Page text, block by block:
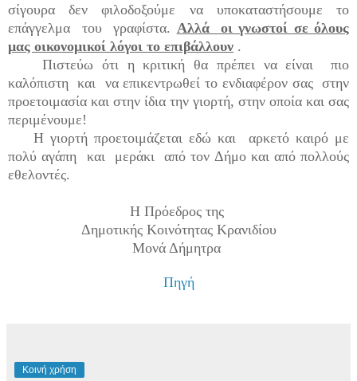
σίγουρα δεν φιλοδοξούμε να υποκαταστήσουμε το
επάγγελμα του γραφίστα. Αλλά οι γνωστοί σε όλους
μας οικονομικοί λόγοι το επιβάλλουν .
Πιστεύω ότι η κριτική θα πρέπει να είναι πιο
καλόπιστη και να επικεντρωθεί το ενδιαφέρον σας στην
προετοιμασία και στην ίδια την γιορτή, στην οποία και σας
περιμένουμε!
Η γιορτή προετοιμάζεται εδώ και αρκετό καιρό με
πολύ αγάπη και μεράκι από τον Δήμο και από πολλούς
εθελοντές.
Η Πρόεδρος της
Δημοτικής Κοινότητας Κρανιδίου
Μονά Δήμητρα
Πηγή
Κοινή χρήση